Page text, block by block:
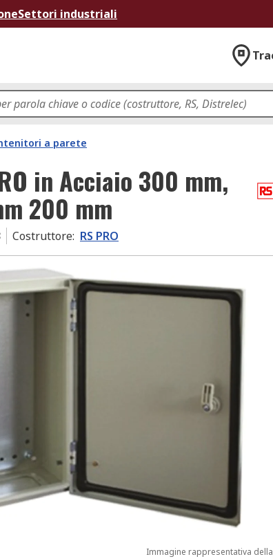
Settori industriali
a parete
in Acciaio 300 mm,
200 mm
Costruttore: RS PRO
Immagine rappresentativa